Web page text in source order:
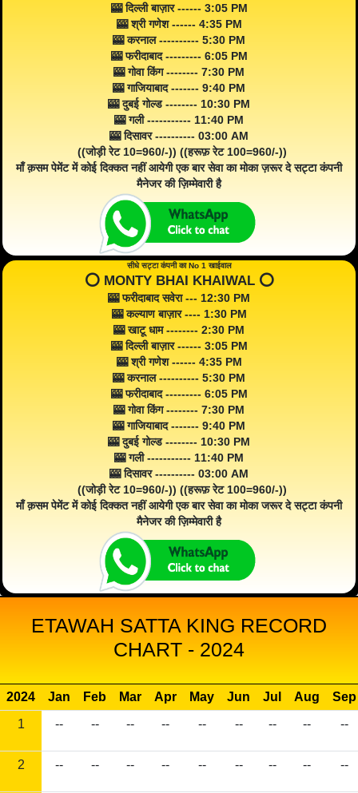
🎰 दिल्ली बाज़ार ------ 3:05 PM
🎰 श्री गणेश ------ 4:35 PM
🎰 करनाल ---------- 5:30 PM
🎰 फरीदाबाद --------- 6:05 PM
🎰 गोवा किंग -------- 7:30 PM
🎰 गाजियाबाद ------- 9:40 PM
🎰 दुबई गोल्ड -------- 10:30 PM
🎰 गली ----------- 11:40 PM
🎰 दिसावर ---------- 03:00 AM
((जोड़ी रेट 10=960/-)) ((हरूफ़ रेट 100=960/-))
माँ क़सम पेमेंट में कोई दिक्कत नहीं आयेगी एक बार सेवा का मोका ज़रूर दे सट्टा कंपनी
मैनेजर की ज़िम्मेवारी है
सीधे सट्टा कंपनी का No 1 खाईवाल
⭕️ MONTY BHAI KHAIWAL ⭕️
🎰 फरीदाबाद सवेरा --- 12:30 PM
🎰 कल्याण बाज़ार ---- 1:30 PM
🎰 खाटू धाम -------- 2:30 PM
🎰 दिल्ली बाज़ार ------ 3:05 PM
🎰 श्री गणेश ------ 4:35 PM
🎰 करनाल ---------- 5:30 PM
🎰 फरीदाबाद --------- 6:05 PM
🎰 गोवा किंग -------- 7:30 PM
🎰 गाजियाबाद ------- 9:40 PM
🎰 दुबई गोल्ड -------- 10:30 PM
🎰 गली ----------- 11:40 PM
🎰 दिसावर ---------- 03:00 AM
((जोड़ी रेट 10=960/-)) ((हरूफ़ रेट 100=960/-))
माँ क़सम पेमेंट में कोई दिक्कत नहीं आयेगी एक बार सेवा का मोका जरूर दे सट्टा कंपनी
मैनेजर की ज़िम्मेवारी है
ETAWAH SATTA KING RECORD
CHART - 2024
2024 Jan Feb Mar Apr May Jun Jul Aug
Sep
1
-- -- -- -- -- -- -- -- --
2 -- -- -- -- -- -- -- -- --